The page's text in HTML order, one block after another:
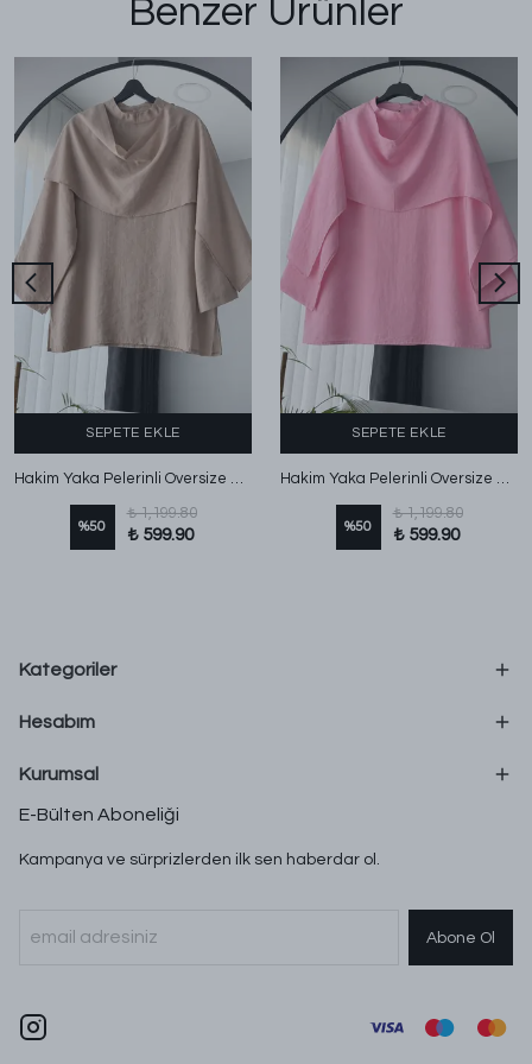
Benzer Ürünler
SEPETE EKLE
Hakim Yaka Pelerinli Oversize Bluz Koyu Bej
%50
₺ 1,199.80
₺ 599.90
SEPETE EKLE
Hakim Yaka Pelerinli Oversize Bluz Pembe
%50
₺ 1,199.80
₺ 599.90
Kategoriler
Hesabım
Kurumsal
E-Bülten Aboneliği
Kampanya ve sürprizlerden ilk sen haberdar ol.
Abone Ol